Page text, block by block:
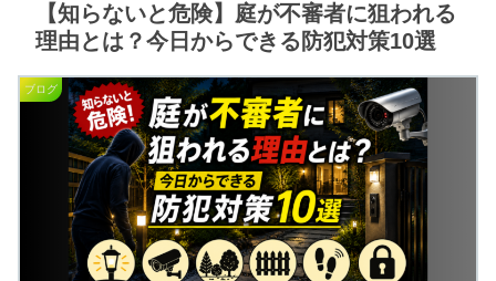
【知らないと危険】庭が不審者に狙われる
理由とは？今日からできる防犯対策10選
ブログ